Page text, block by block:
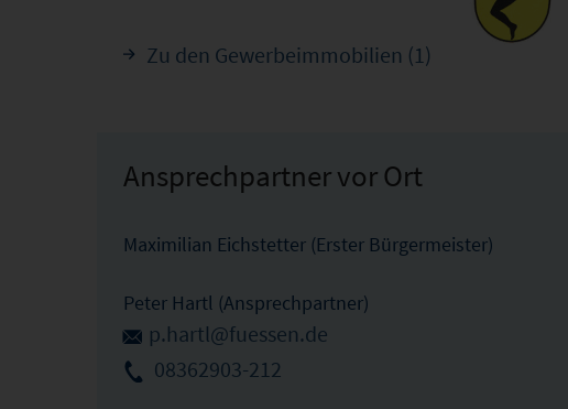
Zu den Gewerbeimmobilien (1)
Ansprechpartner vor Ort
Maximilian Eichstetter (Erster Bürgermeister)
Peter Hartl (Ansprechpartner)
p.hartl@fuessen.de
08362903-212